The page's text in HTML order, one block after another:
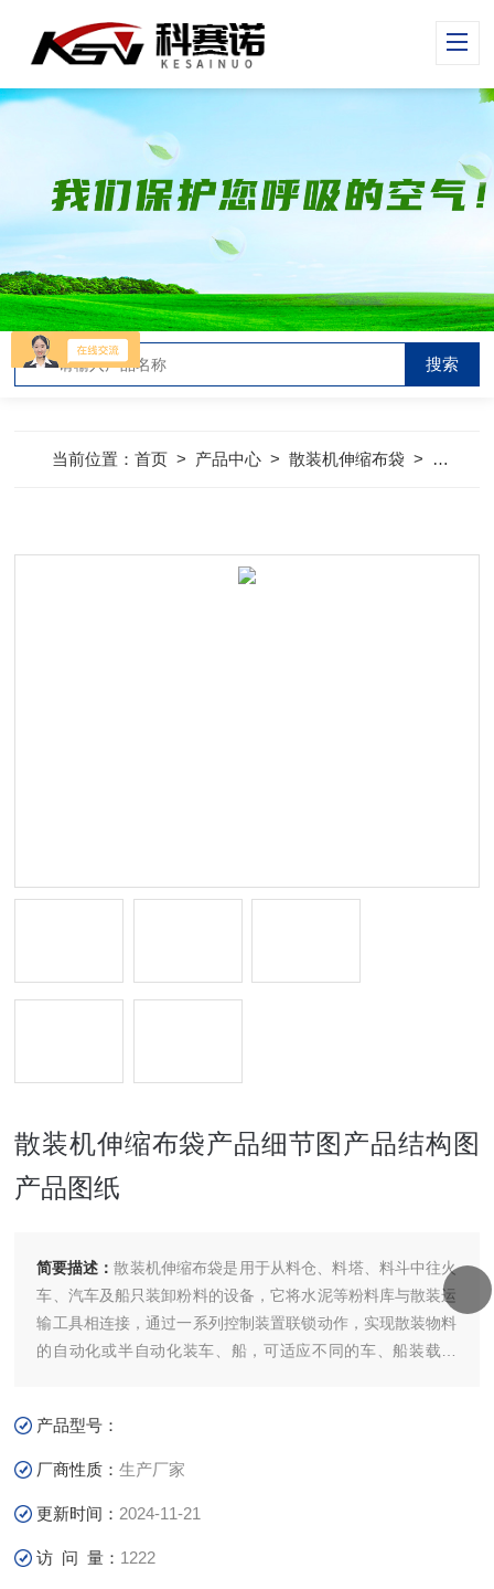
当前位置：首页 > 产品中心 >散装机伸缩布袋 > 散装机
散装机伸缩布袋产品细节图产品结构图
产品图纸
简要描述：散装机伸缩布袋是用于从料仓、料塔、料斗中往火
车、汽车及船只装卸粉料的设备，它将水泥等粉料库与散装运
输工具相连接，通过一系列控制装置联锁动作，实现散装物料
的自动化或半自动化装车、船，可适应不同的车、船装载需
装作业的理想设备。散装机伸缩布袋产品细节图产品结构图产
品图纸
产品型号：
厂商性质：生产厂家
更新时间： 2024-11-21
访 问 量： 1222